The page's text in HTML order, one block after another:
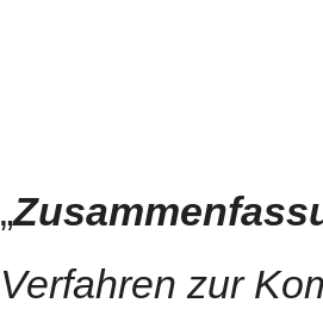
„
Verfahren zur